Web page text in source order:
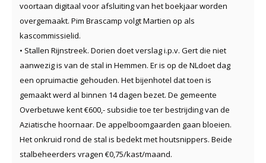
voortaan digitaal voor afsluiting van het boekjaar worden
overgemaakt. Pim Brascamp volgt Martien op als
kascommissielid.
• Stallen Rijnstreek. Dorien doet verslag i.p.v. Gert die niet
aanwezig is van de stal in Hemmen. Er is op de NLdoet dag
een opruimactie gehouden. Het bijenhotel dat toen is
gemaakt werd al binnen 14 dagen bezet. De gemeente
Overbetuwe kent €600,- subsidie toe ter bestrijding van de
Aziatische hoornaar. De appelboomgaarden gaan bloeien.
Het onkruid rond de stal is bedekt met houtsnippers. Beide
stalbeheerders vragen €0,75/kast/maand.